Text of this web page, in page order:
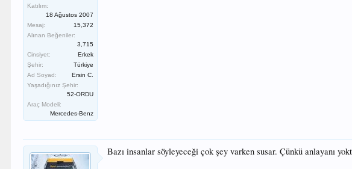
Katılım:
18 Ağustos 2007
Mesaj:
15,372
Alınan Beğeniler:
3,715
Cinsiyet:
Erkek
Şehir:
Türkiye
Ad Soyad:
Ersin C.
Yaşadığınız Şehir:
52-ORDU
Araç Modeli:
Mercedes-Benz
Bazı insanlar söyleyeceği çok şey varken susar. Çünkü anlayanı